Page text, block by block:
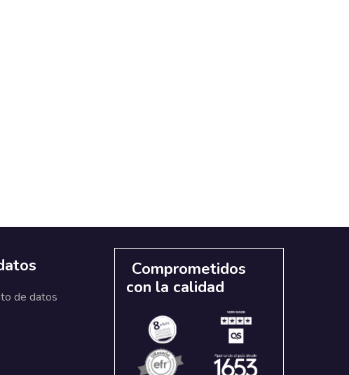
de datos
Comprometidos
con la calidad